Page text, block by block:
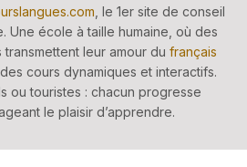
, le 1er site de conseil
Une école à taille humaine, où des
leur amour du français
cours dynamiques et interactifs.
ou touristes : chacun progresse
le plaisir d’apprendre.